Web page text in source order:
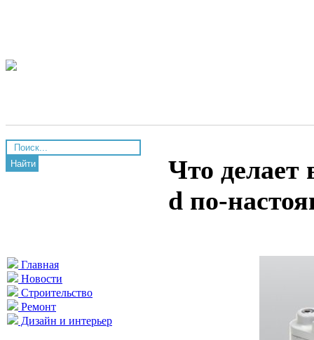
Найти
Главная
Новости
Строительство
Ремонт
Дизайн и интерьер
Что
d по-